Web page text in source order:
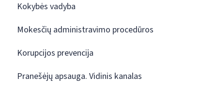
Kokybės vadyba
Mokesčių administravimo procedūros
Korupcijos prevencija
Pranešėjų apsauga. Vidinis kanalas